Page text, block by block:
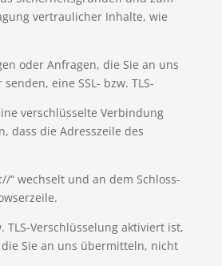
vertraulicher Inhalte, wie
oder Anfragen, die Sie an uns
eine SSL- bzw. TLS-
verschlüsselte Verbindung
dass die Adresszeile des
“ wechselt und an dem Schloss-
TLS-Verschlüsselung aktiviert ist,
Sie an uns übermitteln, nicht